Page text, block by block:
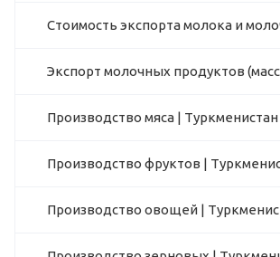
Стоимость экспорта молока и
Экспорт молочных продуктов
Производство мяса | Туркменистан
Производство фруктов |
Производство овощей |